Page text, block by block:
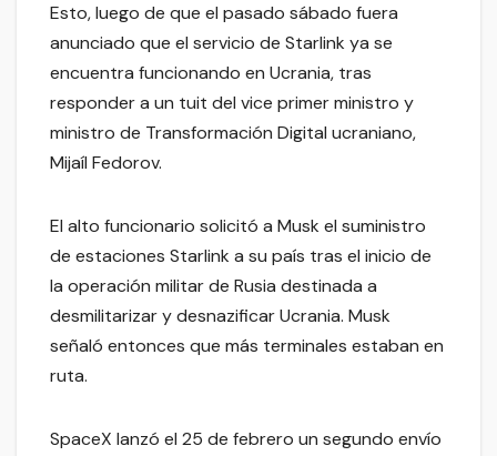
Esto, luego de que el pasado sábado fuera
anunciado que el servicio de Starlink ya se
encuentra funcionando en Ucrania, tras
responder a un tuit del vice primer ministro y
ministro de Transformación Digital ucraniano,
Mijaíl Fedorov.
El alto funcionario solicitó a Musk el suministro
de estaciones Starlink a su país tras el inicio de
la operación militar de Rusia destinada a
desmilitarizar y desnazificar Ucrania. Musk
señaló entonces que más terminales estaban en
ruta.
SpaceX lanzó el 25 de febrero un segundo envío